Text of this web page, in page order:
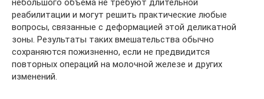
небольшого объема не требуют длительной
реабилитации и могут решить практические любые
вопросы, связанные с деформацией этой деликатной
зоны. Результаты таких вмешательства обычно
сохраняются пожизненно, если не предвидится
повторных операций на молочной железе и других
изменений.